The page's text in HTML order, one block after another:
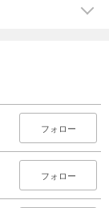
コヨミ】: 19
カート
試し読み
フォロー
フォロー